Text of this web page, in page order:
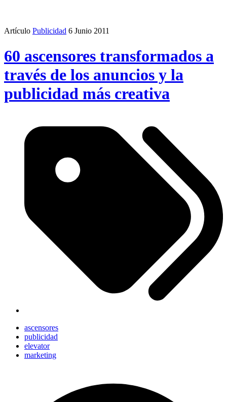
Artículo Publicidad 6 Junio 2011
60 ascensores transformados a
través de los anuncios y la
publicidad más creativa
ascensores
publicidad
elevator
marketing